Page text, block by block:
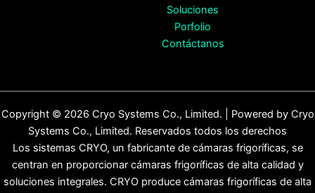
Soluciones
Porfolio
Contáctanos
Copyright © 2026 Cryo Systems Co., Limited. | Powered by Cryo
Systems Co., Limited. Reservados todos los derechos
Los sistemas CRYO, un fabricante de cámaras frigoríficas, se
centran en proporcionar cámaras frigoríficas de alta calidad y
soluciones integrales. CRYO produce cámaras frigoríficas de alta